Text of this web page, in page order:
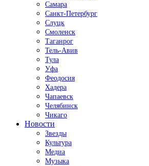
Самара
Санкт-Петербург
Слуцк
Смоленск
Таганрог
Тель-Авив
Тула
Уфа
Феодосия
Хадера
Чапаевск
Челябинск
Чикаго
Новости
Звезды
Культура
Медиа
Музыка